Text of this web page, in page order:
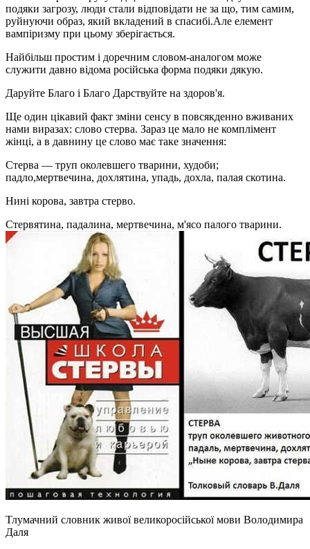
подяки загрозу, люди стали відповідати не за що, тим самим,
руйнуючи образ, який вкладений в спасибі.Але елемент
вампіризму при цьому зберігається.
Найбільш простим і доречним словом-аналогом може
служити давно відома російська форма подяки дякую.
Даруйте Благо і Благо Дарствуйте на здоров'я.
Ще один цікавий факт зміни сенсу в повсякденно вживаних
нами виразах: слово стерва. Зараз це мало не комплімент
жінці, а в давнину це слово має таке значення:
Стерва — труп околевшего тварини, худоби;
падло,мертвечина, дохлятина, упадь, дохла, палая скотина.
Нині корова, завтра стерво.
Стервятина, падалина, мертвечина, м'ясо палого тварини.
Тлумачний словник живої великоросійської мови Володимира
Даля